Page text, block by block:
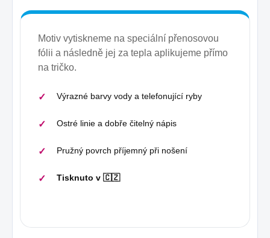
Motiv vytiskneme na speciální přenosovou
fólii a následně jej za tepla aplikujeme přímo
na tričko.
Výrazné barvy vody a telefonující ryby
Ostré linie a dobře čitelný nápis
Pružný povrch příjemný při nošení
Tisknuto v 🇨🇿